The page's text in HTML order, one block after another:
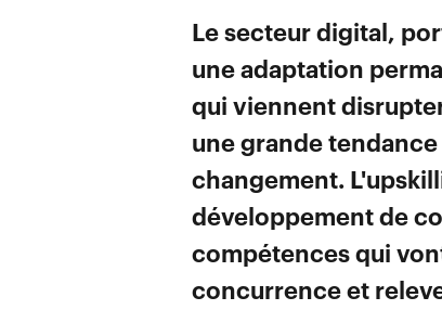
Le secteur digital,
une adaptation
qui viennent
une grande
changement.
développement de
compétences qui
concurrence et